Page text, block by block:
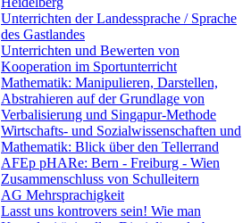
Unterrichten der Landessprache / Sprache
des Gastlandes
Unterrichten und Bewerten von
Kooperation im Sportunterricht
Mathematik: Manipulieren, Darstellen,
Abstrahieren auf der Grundlage von
Verbalisierung und Singapur-Methode
Wirtschafts- und Sozialwissenschaften und
Mathematik: Blick über den Tellerrand
AFEp pHARe: Bern - Freiburg - Wien
Zusammenschluss von Schulleitern
AG Mehrsprachigkeit
Lasst uns kontrovers sein! Wie man